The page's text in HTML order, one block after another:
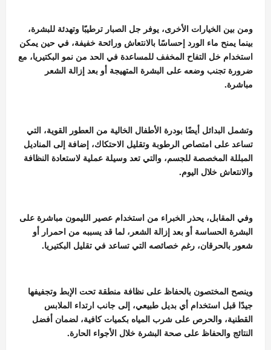
ومن بين الخيارات الأخرى، يوفر جل الصبار ترطيبًا وتهدئة للبشرة،
بينما يمنح ماء الورد إحساسًا بالانتعاش ورائحة خفيفة، في حين يمكن
استخدام خل التفاح المخفف للمساعدة في الحد من نمو البكتيريا، مع
ضرورة تجنب وضعه على البشرة المتهيجة أو بعد إزالة الشعر
مباشرة.
وتشمل البدائل أيضًا بودرة الأطفال الخالية من العطور القوية، التي
تساعد على امتصاص الرطوبة وتقليل الاحتكاك، إضافة إلى المناديل
المبللة المخصصة للجسم، والتي تعد وسيلة عملية لاستعادة النظافة
والانتعاش خلال اليوم.
وفي المقابل، يحذر الخبراء من استخدام عصير الليمون مباشرة على
البشرة الحساسة أو بعد إزالة الشعر، لما قد يسببه من احمرار أو
شعور بالحرقان، رغم خصائصه التي تساعد في تقليل البكتيريا.
وينصح المختصون بالحفاظ على نظافة منطقة تحت الإبط وتجفيفها
جيدًا قبل استخدام أي بديل طبيعي، إلى جانب ارتداء الملابس
القطنية، والحرص على شرب المياه بكميات كافية، لضمان أفضل
النتائج والحفاظ على صحة البشرة خلال الأجواء الحارة.